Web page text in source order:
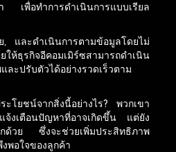
เพื่อทำการดำเนินการแบบเรียล
, และดำเนินการตามข้อมูลโดยไม่
ธุรกิจอีคอมเมิร์ซสามารถดำเนิน
ละปรับตัวได้อย่างรวดเร็วตาม
ะโยชน์จากสิ่งนี้อย่างไร? พวกเขา
จ้งเตือนปัญหาที่อาจเกิดขึ้น แต่ยัง
ด้วย ซึ่งจะช่วยเพิ่มประสิทธิภาพ
พอใจของลูกค้า